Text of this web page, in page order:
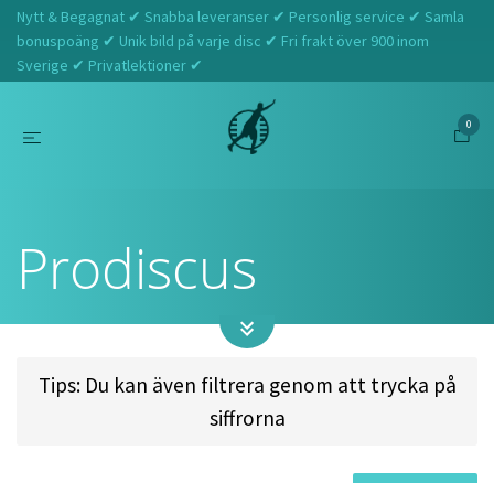
Nytt & Begagnat ✔ Snabba leveranser ✔ Personlig service ✔ Samla
bonuspoäng ✔ Unik bild på varje disc ✔ Fri frakt över 900 inom
Sverige ✔ Privatlektioner ✔
0
Prodiscus
Tips: Du kan även filtrera genom att trycka på
siffrorna